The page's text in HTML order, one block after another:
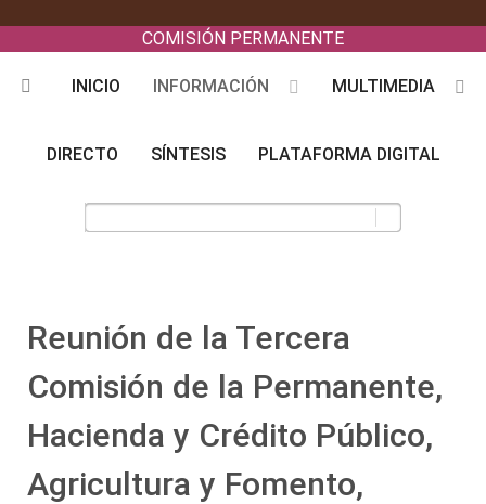
COMISIÓN PERMANENTE
INICIO INFORMACIÓN MULTIMEDIA
DIRECTO SÍNTESIS PLATAFORMA DIGITAL
Reunión de la Tercera
Comisión de la Permanente,
Hacienda y Crédito Público,
Agricultura y Fomento,